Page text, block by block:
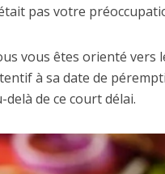
pas votre
vous êtes orienté vers
à sa date de
delà de ce court délai.